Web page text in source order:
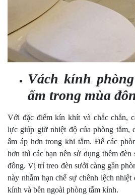
Vách kính
ấm trong mùa
Với đặc điểm kín khít và chắc chắn,
lực giúp giữ nhiệt độ của phòng tắm,
ấm áp hơn trong khi tắm. Để các
hơn thì các bạn nên sử dụng thêm
đông. Vị trí treo đèn sưởi càng gần
này nhằm hạn chế sự chênh lệch
kính và bên ngoài phòng tắm kính.